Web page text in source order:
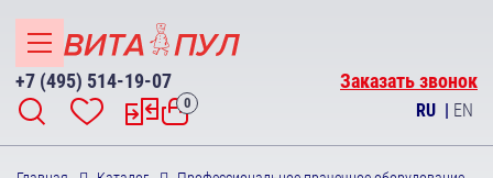
+7 (495) 514-19-07 Заказать звонок
0 RU | EN